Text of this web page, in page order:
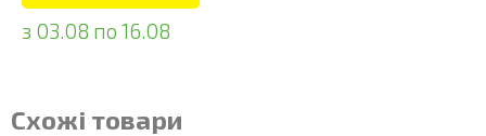
з 03.08 по 16.08
Схожі товари